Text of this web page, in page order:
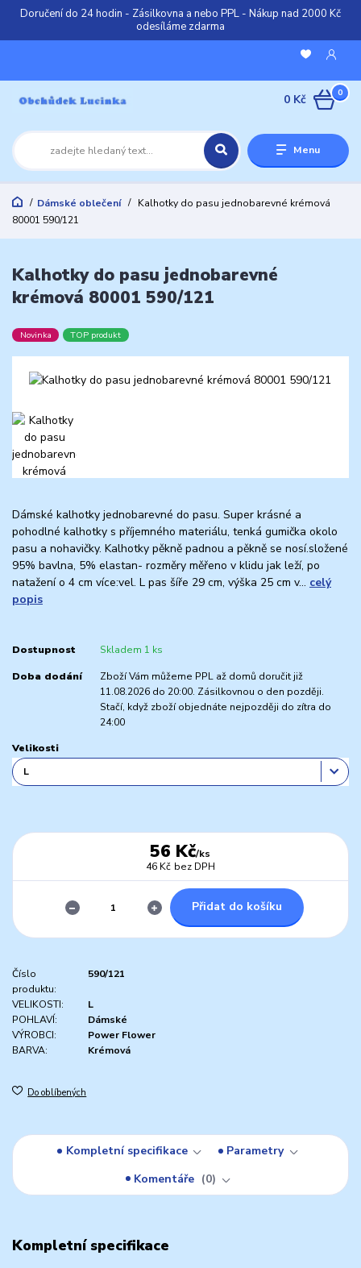
Doručení do 24 hodin - Zásilkovna a nebo PPL - Nákup nad 2000 Kč
odesíláme zdarma
Menu
0
0 Kč
Dámské oblečení
Kalhotky do pasu jednobarevné krémová
80001 590/121
Kalhotky do pasu jednobarevné
krémová 80001 590/121
Novinka TOP produkt
Dámské kalhotky jednobarevné do pasu. Super krásné a
pohodlné kalhotky s příjemného materiálu, tenká gumička okolo
pasu a nohavičky. Kalhotky pěkně padnou a pěkně se nosí.složené
95% bavlna, 5% elastan- rozměry měřeno v klidu jak leží, po
natažení o 4 cm více:vel. L pas šíře 29 cm, výška 25 cm v... celý
popis
Dostupnost Skladem 1 ks
Doba dodání
Zboží Vám můžeme PPL až domů doručit již
11.08.2026 do 20:00. Zásilkovnou o den později.
Stačí, když zboží objednáte nejpozději do zítra do
24:00
Velikosti
56 Kč/ks
46 Kč bez DPH
Přidat do košíku
Číslo
produktu:
590/121
VELIKOSTI:
L
POHLAVÍ:
Dámské
VÝROBCI:
Power Flower
BARVA:
Krémová
Do oblíbených
Kompletní specifikace
Parametry
Komentáře
0
Kompletní specifikace